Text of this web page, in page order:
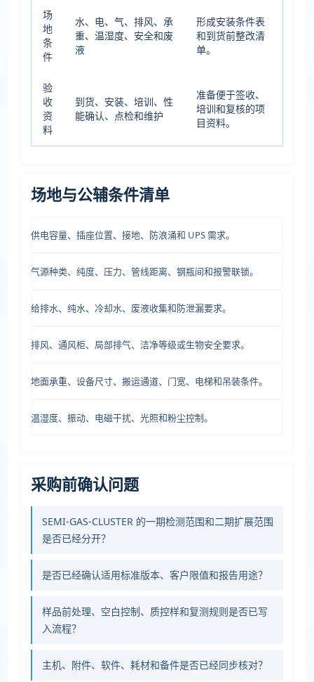
场
地
条
件
水、电、气、排风、承
重、温湿度、安全和废
液
形成安装条件表
和到货前整改清
单。
验
收
资
料
到货、安装、培训、性
能确认、点检和维护
准备便于签收、
培训和复核的项
目资料。
场地与公辅条件清单
供电容量、插座位置、接地、防浪涌和 UPS 需求。
气源种类、纯度、压力、管线距离、钢瓶间和报警联锁。
给排水、纯水、冷却水、废液收集和防泄漏要求。
排风、通风柜、局部排气、洁净等级或生物安全要求。
地面承重、设备尺寸、搬运通道、门宽、电梯和吊装条件。
温湿度、振动、电磁干扰、光照和粉尘控制。
采购前确认问题
SEMI-GAS-CLUSTER 的一期检测范围和二期扩展范围
是否已经分开？
是否已经确认适用标准版本、客户限值和报告用途？
样品前处理、空白控制、质控样和复测规则是否已写
入流程？
主机、附件、软件、耗材和备件是否已经同步核对？